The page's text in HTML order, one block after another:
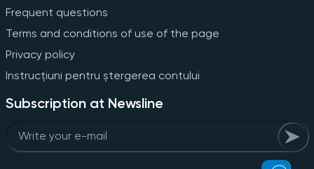
Frequent questions
Terms and conditions of use of the page
Privacy policy
Instrucțiuni pentru ștergerea contului
Subscription at Newsline